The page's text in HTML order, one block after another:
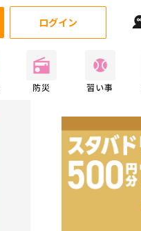
ログイン
防災 習い事